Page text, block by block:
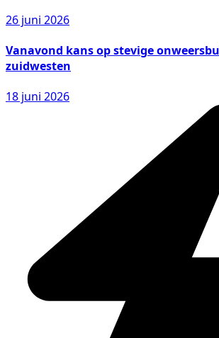
26 juni 2026
Vanavond kans op stevige
zuidwesten
18 juni 2026